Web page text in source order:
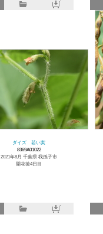
ダイズ 若い実
8369A01022
2021年8月 千葉県 我孫子市
開花後4日目